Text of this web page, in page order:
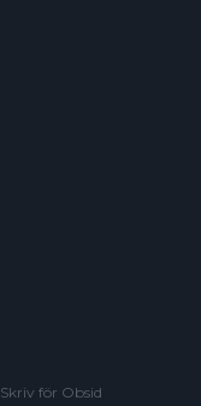
Skriv för Obsid